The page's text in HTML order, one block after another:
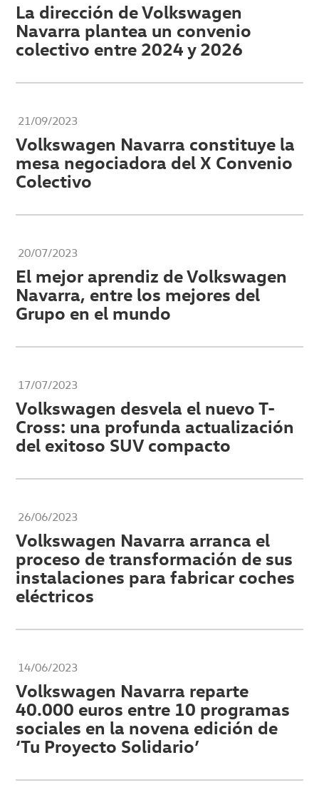
La dirección de Volkswagen
Navarra plantea un convenio
colectivo entre 2024 y 2026
21/09/2023
Volkswagen Navarra constituye la
mesa negociadora del X Convenio
Colectivo
20/07/2023
El mejor aprendiz de Volkswagen
Navarra, entre los mejores del
Grupo en el mundo
17/07/2023
Volkswagen desvela el nuevo T-
Cross: una profunda actualización
del exitoso SUV compacto
26/06/2023
Volkswagen Navarra arranca el
proceso de transformación de sus
instalaciones para fabricar coches
eléctricos
14/06/2023
Volkswagen Navarra reparte
40.000 euros entre 10 programas
sociales en la novena edición de
‘Tu Proyecto Solidario’